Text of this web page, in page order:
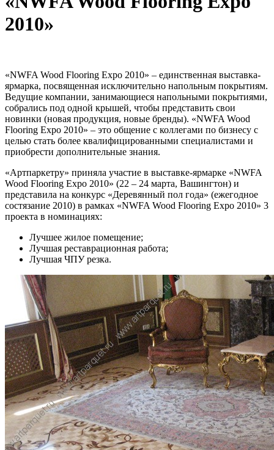
2010»
«NWFA Wood Flooring Expo 2010» – единственная выставка-
ярмарка, посвященная исключительно напольным покрытиям.
Ведущие компании, занимающиеся напольными покрытиями,
собрались под одной крышей, чтобы представить свои
новинки (новая продукция, новые бренды). «NWFA Wood
Flooring Expo 2010» – это общение с коллегами по бизнесу с
целью стать более квалифицированными специалистами и
приобрести дополнительные знания.
«Артпаркетру» приняла участие в выставке-ярмарке «NWFA
Wood Flooring Expo 2010» (22 – 24 марта, Вашингтон) и
представила на конкурс «Деревянный пол года» (ежегодное
состязание 2010) в рамках «NWFA Wood Flooring Expo 2010» 3
проекта в номинациях:
Лучшее жилое помещение;
Лучшая реставрационная работа;
Лучшая ЧПУ резка.